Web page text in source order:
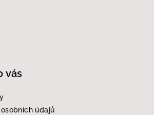
vás
údajů